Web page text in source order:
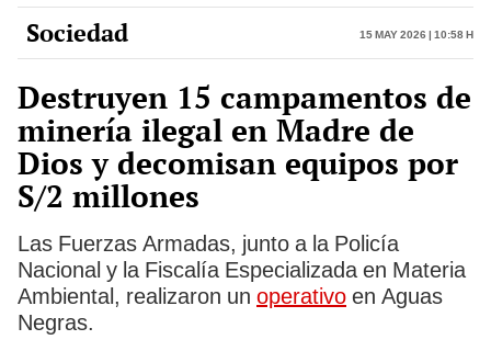
Sociedad 15 May 2026 | 10:58 h
Destruyen 15 campamentos de
minería ilegal en Madre de
Dios y decomisan equipos por
S/2 millones
Las Fuerzas Armadas, junto a la Policía
Nacional y la Fiscalía Especializada en Materia
Ambiental, realizaron un operativo en Aguas
Negras.